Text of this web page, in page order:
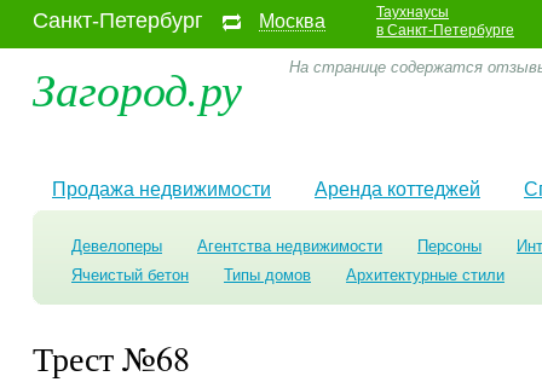
Санкт-Петербург Москва
Таухнаусы
в Санкт-Петербурге
Загород.ру На странице содержатся
Продажа недвижимости Аренда коттеджей
Девелоперы Агентства недвижимости Персоны
Ячеистый бетон
Типы домов Архитектурные стили
Трест №68